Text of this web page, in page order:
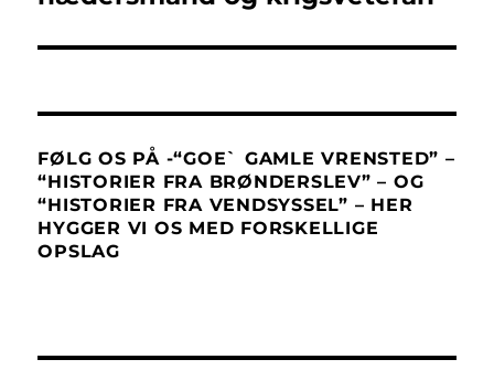
FØLG OS PÅ -“GOE` GAMLE VRENSTED” –
“HISTORIER FRA BRØNDERSLEV” – OG
“HISTORIER FRA VENDSYSSEL” – HER
HYGGER VI OS MED FORSKELLIGE
OPSLAG